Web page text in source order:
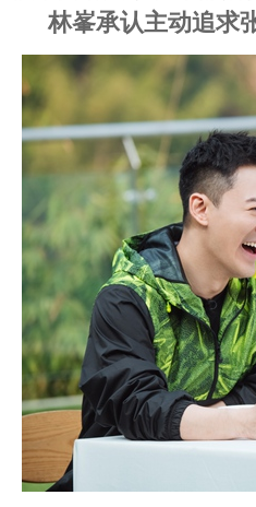
林峯承认主动追求